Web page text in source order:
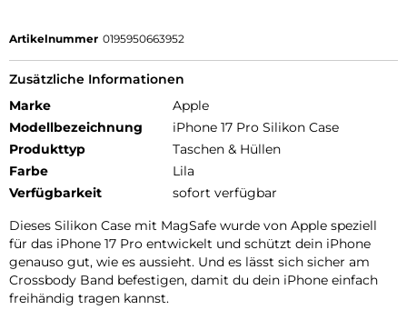
Artikelnummer 0195950663952
Zusätzliche Informationen
Marke
Apple
Modellbezeichnung
iPhone 17 Pro Silikon Case
Produkttyp
Taschen & Hüllen
Farbe
Lila
Verfügbarkeit
sofort verfügbar
Dieses Silikon Case mit MagSafe wurde von Apple speziell
für das iPhone 17 Pro entwickelt und schützt dein iPhone
genauso gut, wie es aussieht. Und es lässt sich sicher am
Crossbody Band befestigen, damit du dein iPhone einfach
freihändig tragen kannst.